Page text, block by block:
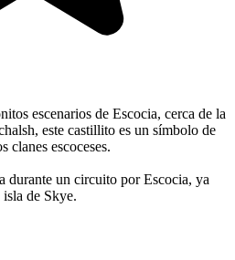
escenarios de Escocia, cerca de la
este castillito es un símbolo de
clanes escoceses.
durante un circuito por Escocia, ya
isla de Skye.